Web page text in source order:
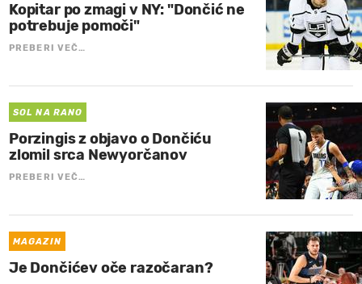
Kopitar po zmagi v NY: "Dončić ne
potrebuje pomoči"
PREBERI VEČ…
SOL NA RANO
Porzingis z objavo o Dončiću
zlomil srca Newyorčanov
PREBERI VEČ…
MAGAZIN
Je Dončićev oče razočaran?